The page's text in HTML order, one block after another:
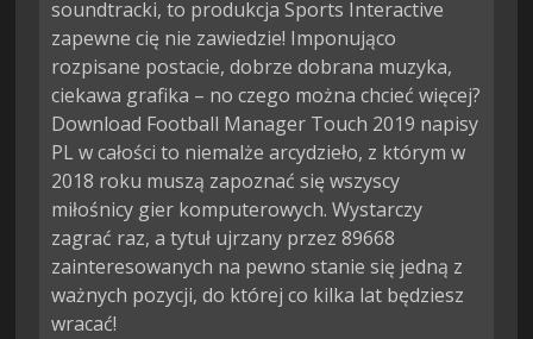
soundtracki, to produkcja Sports Interactive
zapewne cię nie zawiedzie! Imponująco
rozpisane postacie, dobrze dobrana muzyka,
ciekawa grafika – no czego można chcieć więcej?
Download Football Manager Touch 2019 napisy
PL w całości to niemalże arcydzieło, z którym w
2018 roku muszą zapoznać się wszyscy
miłośnicy gier komputerowych. Wystarczy
zagrać raz, a tytuł ujrzany przez 89668
zainteresowanych na pewno stanie się jedną z
ważnych pozycji, do której co kilka lat będziesz
wracać!